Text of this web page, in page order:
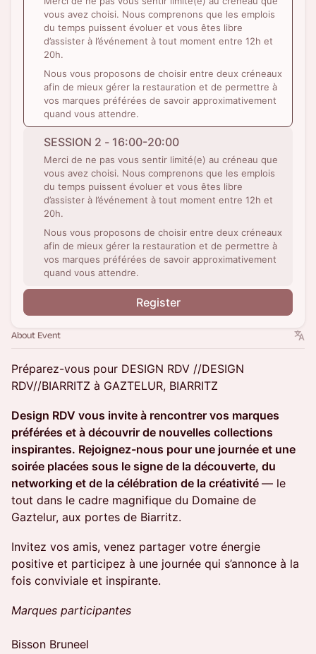
vous avez choisi. Nous comprenons que les emplois
du temps puissent évoluer et vous êtes libre
d’assister à l’événement à tout moment entre 12h et
20h.
Nous vous proposons de choisir entre deux créneaux
afin de mieux gérer la restauration et de permettre à
vos marques préférées de savoir approximativement
quand vous attendre.
SESSION 2 - 16:00-20:00
Merci de ne pas vous sentir limité(e) au créneau que
vous avez choisi. Nous comprenons que les emplois
du temps puissent évoluer et vous êtes libre
d’assister à l’événement à tout moment entre 12h et
20h.
Nous vous proposons de choisir entre deux créneaux
afin de mieux gérer la restauration et de permettre à
vos marques préférées de savoir approximativement
quand vous attendre.
Register
About Event
Préparez-vous pour DESIGN RDV //DESIGN
RDV//BIARRITZ à GAZTELUR, BIARRITZ
Design RDV vous invite à rencontrer vos marques
préférées et à découvrir de nouvelles collections
inspirantes. Rejoignez-nous pour une journée et une
soirée placées sous le signe de la découverte, du
networking et de la célébration de la créativité — le
tout dans le cadre magnifique du Domaine de
Gaztelur, aux portes de Biarritz.
Invitez vos amis, venez partager votre énergie
positive et participez à une journée qui s’annonce à la
fois conviviale et inspirante.
Marques participantes
Bisson Bruneel